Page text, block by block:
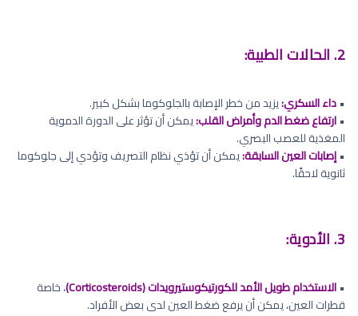
2. الحالات الطبية:
•داء السكري:يزيد من خطر الإصابة بالجلوكوما بشكل كبير.
•ارتفاع ضغط الدم وأمراض القلب:يمكن أن تؤثر على الدورة الدموية
المغذية للعصب البصري.
•إصابات العين السابقة:يمكن أن تؤذي نظام التصريف وتؤدي إلى جلوكوما
ثانوية لاحقًا.
3. الأدوية:
•الاستخدام طويل الأمد للكورتيكوستيرويدات (Corticosteroids)
، خاصة
قطرات العين، يمكن أن يرفع ضغط العين لدى بعض الأفراد.